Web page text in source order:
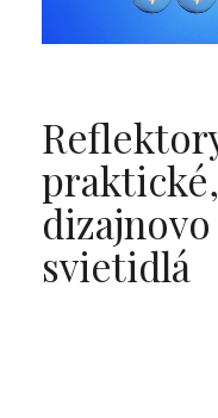
svietidlá